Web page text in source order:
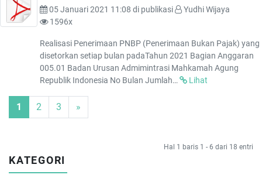
05 Januari 2021 11:08 di publikasi
Yudhi Wijaya
1596x
Realisasi Penerimaan PNBP (Penerimaan Bukan Pajak) yang
disetorkan setiap bulan padaTahun 2021 Bagian Anggaran
005.01 Badan Urusan Admimintrasi Mahkamah Agung
Republik Indonesia No Bulan Jumlah…
Lihat
1 (current)
2 3 »
Hal 1 baris 1 - 6 dari 18 entri
KATEGORI